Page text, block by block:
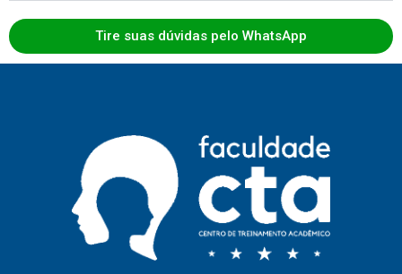
Tire suas dúvidas pelo WhatsApp